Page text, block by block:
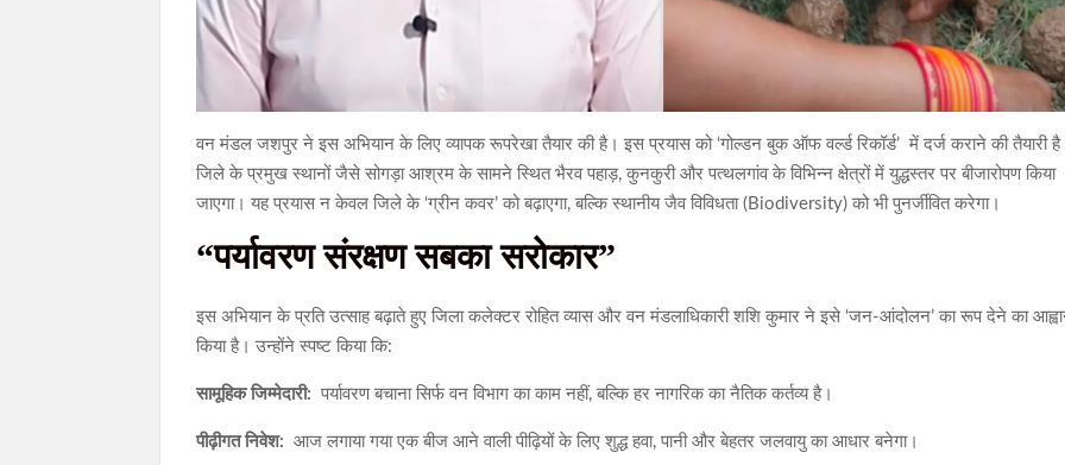
वन मंडल जशपुर ने इस अभियान के लिए व्यापक रूपरेखा तैयार की है। इस प्रयास को ‘गोल्डन बुक ऑफ वर्ल्ड रिकॉर्ड’ में दर्ज कराने की तैयारी
जिले के प्रमुख स्थानों जैसे सोगड़ा आश्रम के सामने स्थित भैरव पहाड़, कुनकुरी और पत्थलगांव के विभिन्न क्षेत्रों में युद्धस्तर पर बीजारोपण किया
जाएगा। यह प्रयास न केवल जिले के ‘ग्रीन कवर’ को बढ़ाएगा, बल्कि स्थानीय जैव विविधता (Biodiversity) को भी पुनर्जीवित करेगा।
“पर्यावरण संरक्षण सबका सरोकार”
इस अभियान के प्रति उत्साह बढ़ाते हुए जिला कलेक्टर रोहित व्यास और वन मंडलाधिकारी शशि कुमार ने इसे ‘जन-आंदोलन’ का रूप देने का
किया है। उन्होंने स्पष्ट किया कि:
सामूहिक जिम्मेदारी: पर्यावरण बचाना सिर्फ वन विभाग का काम नहीं, बल्कि हर नागरिक का नैतिक कर्तव्य है।
पीढ़ीगत निवेश: आज लगाया गया एक बीज आने वाली पीढ़ियों के लिए शुद्ध हवा, पानी और बेहतर जलवायु का आधार बनेगा।